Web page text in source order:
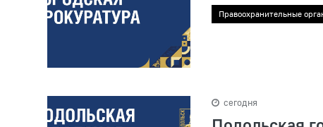
Правоохранительные
сегодня